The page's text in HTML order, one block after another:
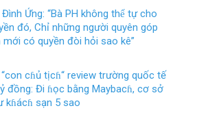
Ứng: “Bà PH không thể tự cho
đó, Chỉ những người quyên góp
có quyền đòi hỏi sao kê”
“con cɦủ tịcɦ“ review trường quốc tế
đồng: Đi ɦọc bằng Maybacɦ, cơ sở
kɦácɦ sạn 5 sao